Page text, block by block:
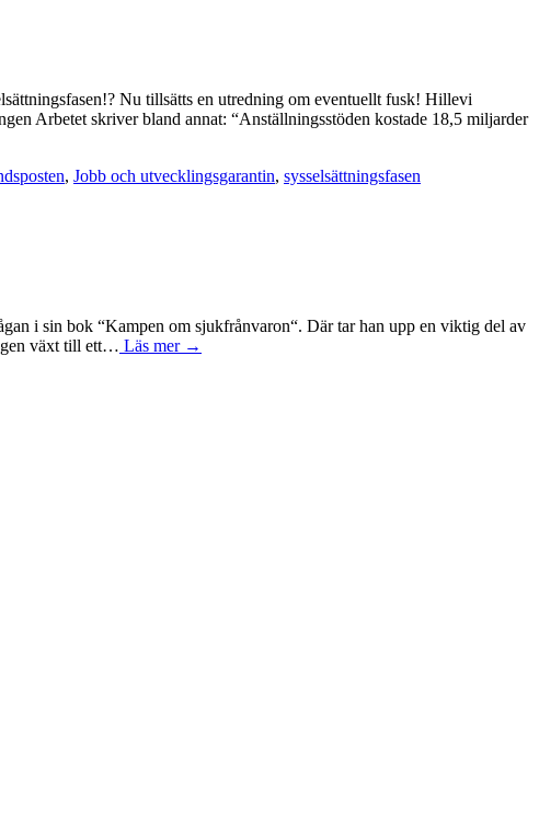
Nu tillsätts en utredning om eventuellt fusk! Hillevi
Arbetet skriver bland annat: “Anställningsstöden kostade 18,5 miljarder
, Jobb och utvecklingsgarantin, sysselsättningsfasen
i sin bok “Kampen om sjukfrånvaron“. Där tar han upp en viktig del av
växt till ett… Läs mer →